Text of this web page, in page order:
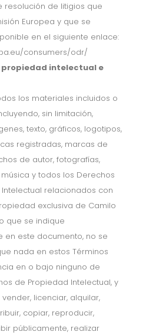
resolución de litigios que
Europea y que se
en el siguiente enlace:
consumers/odr/
propiedad intelectual e
los materiales incluidos o
sin limitación,
texto, gráficos, logotipos,
registradas, marcas de
de autor, fotografías,
y todos los Derechos
relacionados con
exclusiva de Camilo
que se indique
en este documento, no se
nada en estos Términos
en o bajo ninguno de
de Propiedad Intelectual, y
licenciar, alquilar,
copiar, reproducir,
públicamente, realizar